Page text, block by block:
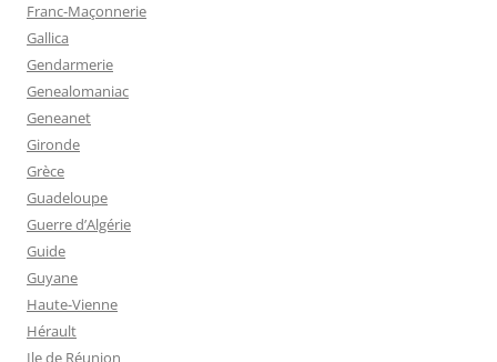
Franc-Maçonnerie
Gallica
Gendarmerie
Genealomaniac
Geneanet
Gironde
Grèce
Guadeloupe
Guerre d’Algérie
Guide
Guyane
Haute-Vienne
Hérault
Ile de Réunion